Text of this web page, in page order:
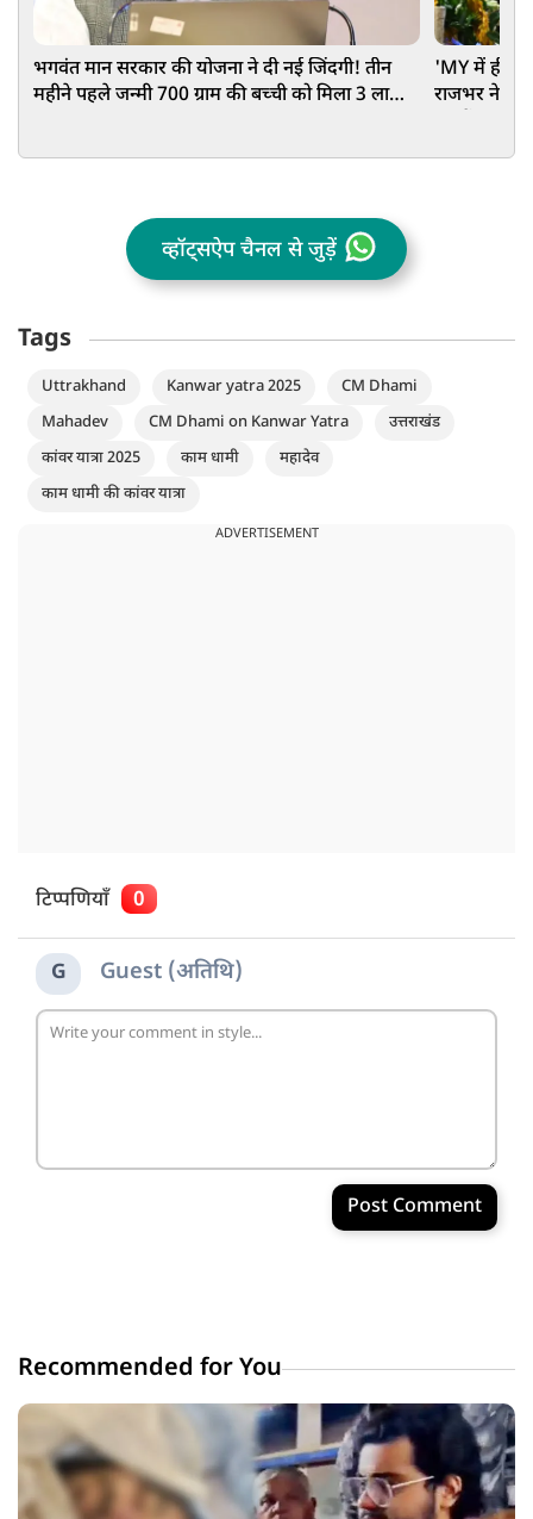
भगवंत मान सरकार की योजना ने दी नई जिंदगी! तीन
महीने पहले जन्मी 700 ग्राम की बच्ची को मिला 3 लाख
'MY में ही
राजभर ने
व्हॉट्सऐप चैनल से जुड़ें
Tags
Uttrakhand Kanwar yatra 2025
CM Dhami
Mahadev
CM Dhami on Kanwar Yatra
उत्तराखंड
कांवर यात्रा 2025
काम धामी
महादेव
काम धामी की कांवर यात्रा
ADVERTISEMENT
टिप्पणियाँ 0
G Guest (अतिथि)
Post Comment
Recommended for You